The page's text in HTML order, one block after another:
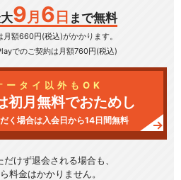
9 月 6 日 まで無料
月額660円(税込)がかかります。
でのご契約は月額760円(税込)
ータイ以外もOK
初月無料でおためし
く場合は入会日から14日間無料
だけず退会される場合も、
料金はかかりません。